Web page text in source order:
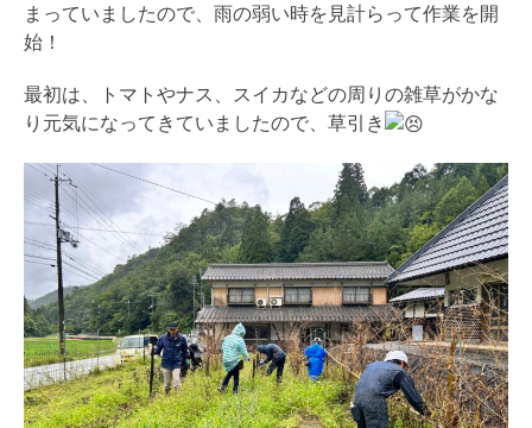
まっていましたので、雨の弱い時を見計らって作業を開
始！
最初は、トマトやナス、スイカなどの周りの雑草がかな
り元気になってきていましたので、草引き